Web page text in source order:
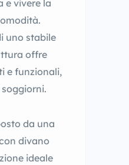
e vivere la
uno stabile
offre
e funzionali,
da una
divano
ideale